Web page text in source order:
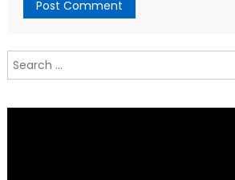
Search
for: